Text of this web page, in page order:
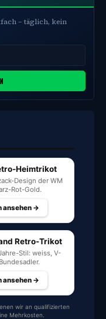
– täglich, kein
Heimtrikot
Design der WM
Rot-Gold.
ansehen →
Retro-Trikot
Stil: weiss, V-
ansehen →
wir an qualifizierten
Mehrkosten.